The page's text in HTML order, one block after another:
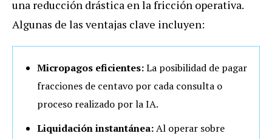
una reducción drástica en la fricción operativa.
Algunas de las ventajas clave incluyen:
Micropagos eficientes:La posibilidad de pagar
fracciones de centavo por cada consulta o
proceso realizado por la IA.
Liquidación instantánea:Al operar sobre